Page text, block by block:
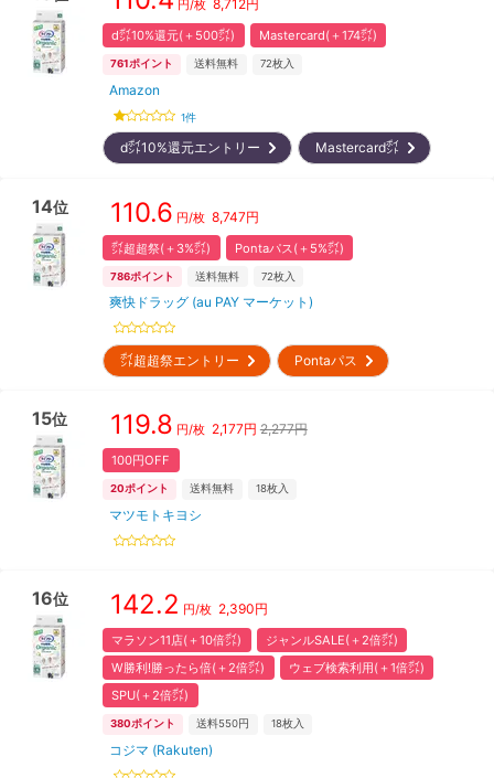
円/枚 8,712円
d㌽10%還元(＋500㌽) Mastercard(＋174㌽)
761ポイント 送料無料 72枚入
Amazon
1件
d㌽10%還元エントリー Mastercard㌽
14位 110.6 円/枚 8,747円
㌽超超祭(＋3%㌽) Pontaパス(＋5%㌽)
786ポイント 送料無料 72枚入
爽快ドラッグ (au PAY マーケット)
㌽超超祭エントリー Pontaパス
15位 119.8 円/枚 2,177円 2,277円
100円OFF
20ポイント 送料無料 18枚入
マツモトキヨシ
16位 142.2 円/枚 2,390円
マラソン11店(＋10倍㌽)
ジャンルSALE(＋2倍㌽)
W勝利!勝ったら倍(＋2倍㌽)
ウェブ検索利用(＋1倍㌽)
SPU(＋2倍㌽)
380ポイント 送料550円 18枚入
コジマ (Rakuten)